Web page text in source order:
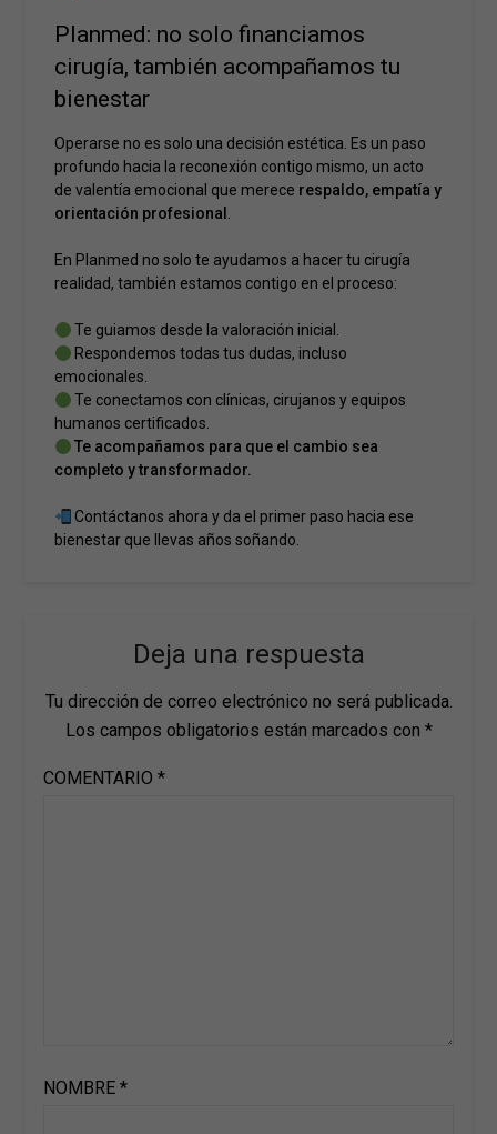
Planmed: no solo financiamos
cirugía, también acompañamos tu
bienestar
Operarse no es solo una decisión estética. Es un paso
profundo hacia la reconexión contigo mismo, un acto
de valentía emocional que merece respaldo, empatía y
orientación profesional .
En Planmed no solo te ayudamos a hacer tu cirugía
realidad, también estamos contigo en el proceso:
Te guiamos desde la valoración inicial.
Respondemos todas tus dudas, incluso
emocionales.
Te conectamos con clínicas, cirujanos y equipos
humanos certificados.
Te acompañamos para que el cambio sea
completo y transformador.
Contáctanos ahora y da el primer paso hacia ese
bienestar que llevas años soñando.
Deja una respuesta
Tu dirección de correo electrónico no será publicada.
Los campos obligatorios están marcados con *
COMENTARIO *
NOMBRE *